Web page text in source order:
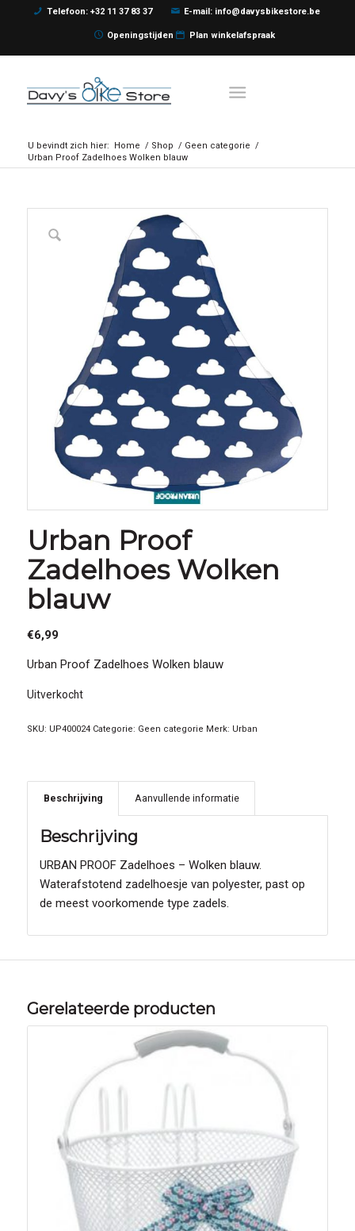
Telefoon: +32 11 37 83 37 E-mail: info@davysbikestore.be
Openingstijden Plan winkelafspraak
U bevindt zich hier: Home / Shop / Geen categorie /
Urban Proof Zadelhoes Wolken blauw
Urban Proof
Zadelhoes Wolken
blauw
€6,99
Urban Proof Zadelhoes Wolken blauw
Uitverkocht
SKU: UP400024 Categorie: Geen categorie Merk: Urban
Beschrijving Aanvullende informatie
Beschrijving
URBAN PROOF Zadelhoes – Wolken blauw.
Waterafstotend zadelhoesje van polyester, past op
de meest voorkomende type zadels.
Gerelateerde producten